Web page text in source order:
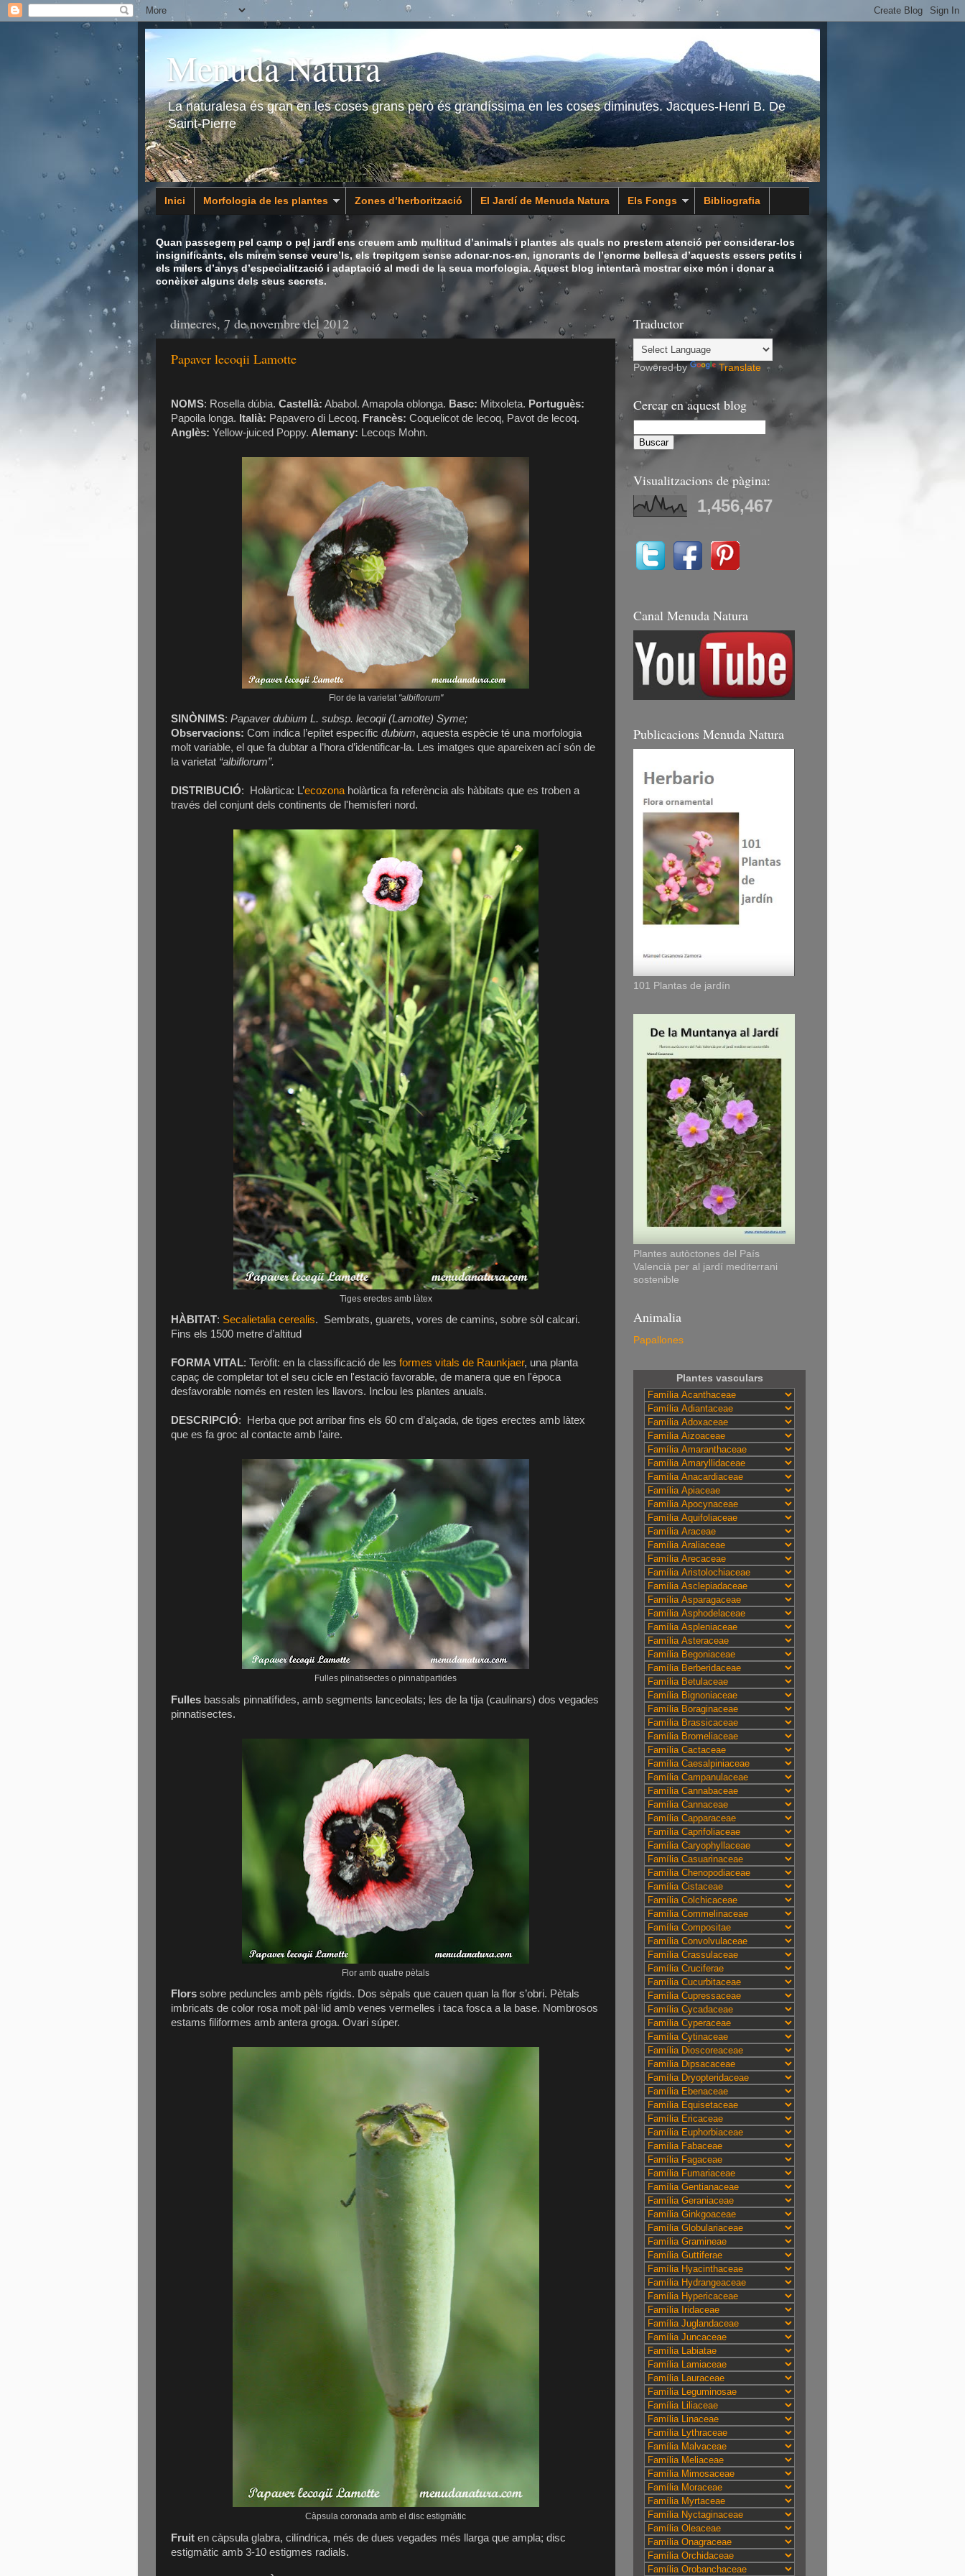
Menuda Natura
La naturalesa és gran en les coses grans però és grandíssima en les coses diminutes. Jacques-Henri B. De
Saint-Pierre
Inici Morfologia de les plantes Zones d’herborització El Jardí de Menuda Natura Els Fongs Bibliografia
Animalia
Quan passegem pel camp o pel jardí ens creuem amb multitud d’animals i plantes als quals no prestem atenció per considerar-los
insignificants, els mirem sense veure’ls, els trepitgem sense adonar-nos-en, ignorants de l’enorme bellesa d’aquests essers petits i
els milers d’anys d’especialització i adaptació al medi de la seua morfologia. Aquest blog intentarà mostrar eixe món i donar a
conèixer alguns dels seus secrets.
dimecres, 7 de novembre del 2012
Papaver lecoqii Lamotte
NOMS: Rosella dúbia. Castellà: Ababol. Amapola oblonga. Basc: Mitxoleta. Portuguès:
Papoila longa. Italià: Papavero di Lecoq. Francès: Coquelicot de lecoq, Pavot de lecoq.
Anglès: Yellow-juiced Poppy. Alemany: Lecoqs Mohn.
Flor de la varietat "albiflorum"
SINÒNIMS: Papaver dubium L. subsp. lecoqii (Lamotte) Syme;
Observacions: Com indica l’epítet específic dubium, aquesta espècie té una morfologia
molt variable, el que fa dubtar a l’hora d’identificar-la. Les imatges que apareixen ací són de
la varietat “albiflorum”.
DISTRIBUCIÓ: Holàrtica: L’ecozona holàrtica fa referència als hàbitats que es troben a
través del conjunt dels continents de l'hemisferi nord.
Tiges erectes amb làtex
HÀBITAT: Secalietalia cerealis.
Sembrats, guarets, vores de camins, sobre sòl calcari.
Fins els 1500 metre d’altitud
FORMA VITAL: Teròfit: en la classificació de les formes vitals de Raunkjaer, una planta
capaç de completar tot el seu cicle en l'estació favorable, de manera que en l'època
desfavorable només en resten les llavors. Inclou les plantes anuals.
DESCRIPCIÓ:
Herba que pot arribar fins els 60 cm d’alçada, de tiges erectes amb làtex
que es fa groc al contacte amb l’aire.
Fulles piinatisectes o pinnatipartides
Fulles bassals pinnatífides, amb segments lanceolats; les de la tija (caulinars) dos vegades
pinnatisectes.
Flor amb quatre pètals
Flors sobre peduncles amb pèls rígids. Dos sèpals que cauen quan la flor s’obri. Pètals
imbricats de color rosa molt pàl·lid amb venes vermelles i taca fosca a la base. Nombrosos
estams filiformes amb antera groga. Ovari súper.
Càpsula coronada amb el disc estigmàtic
Fruit en càpsula glabra, cilíndrica, més de dues vegades més llarga que ampla; disc
estigmàtic amb 3-10 estigmes radials.
Traductor
Powered by Translate
Cercar en aquest blog
Visualitzacions de pàgina:
1,456,467
Canal Menuda Natura
Publicacions Menuda Natura
101 Plantas de jardín
Plantes autòctones del País
Valencià per al jardí mediterrani
sostenible
Animalia
Papallones
Plantes vasculars